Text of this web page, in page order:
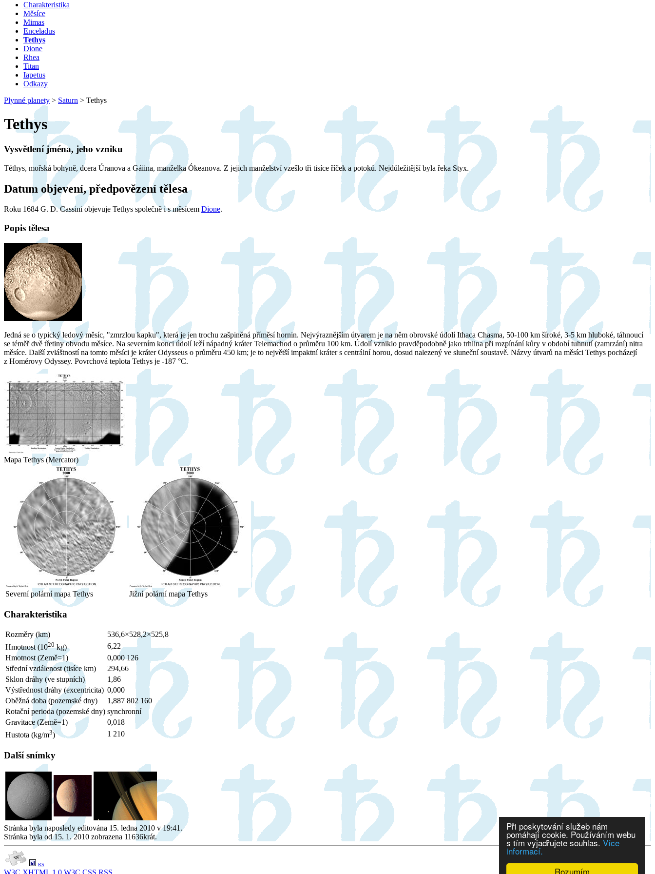
Rozumím
Při poskytování služeb nám
pomáhají cookie. Používáním webu
s tím vyjadřujete souhlas. Více
informací.
Charakteristika
Měsíce
Mimas
Enceladus
Tethys
Dione
Rhea
Titan
Iapetus
Odkazy
Plynné planety > Saturn > Tethys
Tethys
Vysvětlení jména, jeho vzniku
Téthys, mořská bohyně, dcera Úranova a Gáiina, manželka Ókeanova. Z jejich manželství vzešlo tři tisíce říček a potoků. Nejdůležitější byla řeka Styx.
Datum objevení, předpovězení tělesa
Roku 1684 G. D. Cassini objevuje Tethys společně i s měsícem Dione.
Popis tělesa
Jedná se o typický ledový měsíc, "zmrzlou kapku", která je jen trochu zašpiněná příměsí hornin. Nejvýraznějším útvarem je na něm obrovské údolí Ithaca Chasma, 50-100 km šíroké, 3-5 km hluboké, táhnoucí
se téměř dvě třetiny obvodu měsíce. Na severním konci údolí leží nápadný kráter Telemachod o průměru 100 km. Údolí vzniklo pravděpodobně jako trhlina při rozpínání kůry v období tuhnutí (zamrzání) nitra
měsíce. Další zvláštností na tomto měsíci je kráter Odysseus o průměru 450 km; je to největší impaktní kráter s centrální horou, dosud nalezený ve sluneční soustavě. Názvy útvarů na měsíci Tethys pocházejí
z Homérovy Odyssey. Povrchová teplota Tethys je -187 °C.
Mapa Tethys (Mercator)
Severní polární mapa Tethys Jižní polární mapa Tethys
Charakteristika
Rozměry (km)
536,6×528,2×525,8
Hmotnost (1020kg)
6,22
Hmotnost (Země=1)
0,000 126
Střední vzdálenost (tisíce km)
294,66
Sklon dráhy (ve stupních)
1,86
Výstřednost dráhy (excentricita) 0,000
Oběžná doba (pozemské dny)
1,887 802 160
Rotační perioda (pozemské dny) synchronní
Gravitace (Země=1)
0,018
Hustota (kg/m3) 1 210
Další snímky
Stránka byla naposledy editována 15. ledna 2010 v 19:41.
Stránka byla od 15. 1. 2010 zobrazena 11636krát.
RS
W3C XHTML 1.0 W3C CSS RSS